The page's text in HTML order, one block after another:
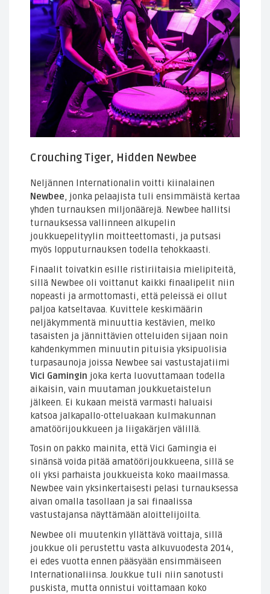
Crouching Tiger, Hidden Newbee
Neljännen Internationalin voitti kiinalainen
Newbee, jonka pelaajista tuli ensimmäistä kertaa
yhden turnauksen miljonäärejä. Newbee hallitsi
turnauksessa vallinneen alkupelin
joukkuepelityylin moitteettomasti, ja putsasi
myös lopputurnauksen todella tehokkaasti.
Finaalit toivatkin esille ristiriitaisia mielipiteitä,
sillä Newbee oli voittanut kaikki finaalipelit niin
nopeasti ja armottomasti, että peleissä ei ollut
paljoa katseltavaa. Kuvittele keskimäärin
neljäkymmentä minuuttia kestävien, melko
tasaisten ja jännittävien otteluiden sijaan noin
kahdenkymmen minuutin pituisia yksipuolisia
turpasaunoja joissa Newbee sai vastustajatiimi
Vici Gamingin joka kerta luovuttamaan todella
aikaisin, vain muutaman joukkuetaistelun
jälkeen. Ei kukaan meistä varmasti haluaisi
katsoa jalkapallo-otteluakaan kulmakunnan
amatöörijoukkueen ja liigakärjen välillä.
Tosin on pakko mainita, että Vici Gamingia ei
sinänsä voida pitää amatöörijoukkueena, sillä se
oli yksi parhaista joukkueista koko maailmassa.
Newbee vain yksinkertaisesti pelasi turnauksessa
aivan omalla tasollaan ja sai finaalissa
vastustajansa näyttämään aloittelijoilta.
Newbee oli muutenkin yllättävä voittaja, sillä
joukkue oli perustettu vasta alkuvuodesta 2014,
ei edes vuotta ennen pääsyään ensimmäiseen
Internationaliinsa. Joukkue tuli niin sanotusti
puskista, mutta onnistui voittamaan koko